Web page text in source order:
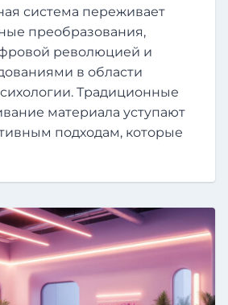
система переживает
преобразования,
революцией и
в области
Традиционные
материала уступают
подходам, которые